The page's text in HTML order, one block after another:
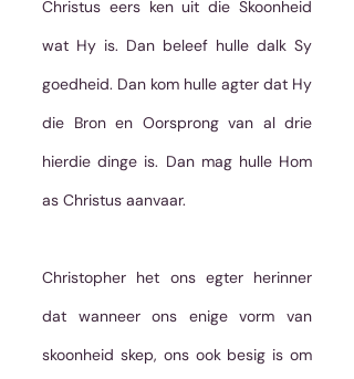
Christus eers ken uit die Skoonheid
wat Hy is. Dan beleef hulle dalk Sy
goedheid. Dan kom hulle agter dat Hy
die Bron en Oorsprong van al drie
hierdie dinge is. Dan mag hulle Hom
as Christus aanvaar.
Christopher het ons egter herinner
dat wanneer ons enige vorm van
skoonheid skep, ons ook besig is om